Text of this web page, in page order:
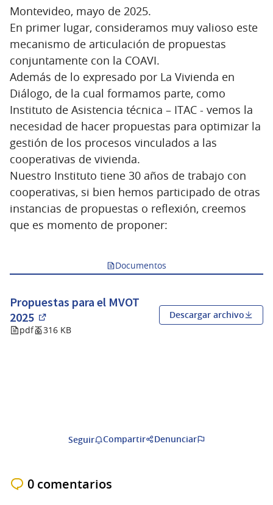
Montevideo, mayo de 2025.
En primer lugar, consideramos muy valioso este
mecanismo de articulación de propuestas
conjuntamente con la COAVI.
Además de lo expresado por La Vivienda en
Diálogo, de la cual formamos parte, como
Instituto de Asistencia técnica – ITAC - vemos la
necesidad de hacer propuestas para optimizar la
gestión de los procesos vinculados a las
cooperativas de vivienda.
Nuestro Instituto tiene 30 años de trabajo con
cooperativas, si bien hemos participado de otras
instancias de propuestas o reflexión, creemos
que es momento de proponer:
Documentos
Propuestas para el MVOT
2025
(Abrir en una pestaña nueva)
pdf 316 KB
Descargar archivo
Seguir Compartir Denunciar
0 comentarios